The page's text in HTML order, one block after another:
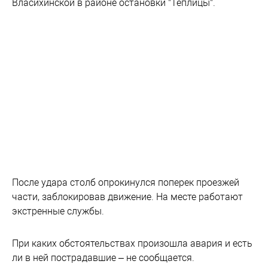
Власихинской в районе остановки "Теплицы".
После удара столб опрокинулся поперек проезжей
части, заблокировав движение. На месте работают
экстренные службы.
При каких обстоятельствах произошла авария и есть
ли в ней пострадавшие – не сообщается.